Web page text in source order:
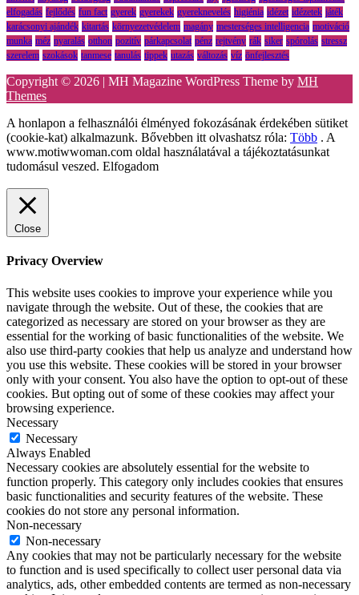
elfogadás fejlődés fun fact gyerek gyerekek gyereknevelés higiénia idézet idézetek játék
karácsonyi ajándék kitartás környezetvédelem magány mesterséges intelligencia motiváció
munka méz nyaralás otthon pozitív párkapcsolat pénz rejtvény rák siker spórolás stressz
szerelem szokások tanmese tanulás tippek utazás változás víz önfejlesztés
Copyright © 2026 | MH Magazine WordPress Theme by MH
Themes
A honlapon a felhasználói élményed fokozásának érdekében sütiket
(cookie-kat) alkalmazunk. Bővebben itt olvashatsz róla: Több . A
www.motiwwoman.com oldal használatával a tájékoztatásunkat
tudomásul veszed. Elfogadom
Close
Privacy Overview
This website uses cookies to improve your experience while you
navigate through the website. Out of these, the cookies that are
categorized as necessary are stored on your browser as they are
essential for the working of basic functionalities of the website. We
also use third-party cookies that help us analyze and understand how
you use this website. These cookies will be stored in your browser
only with your consent. You also have the option to opt-out of these
cookies. But opting out of some of these cookies may affect your
browsing experience.
Necessary
Necessary
Always Enabled
Necessary cookies are absolutely essential for the website to
function properly. This category only includes cookies that ensures
basic functionalities and security features of the website. These
cookies do not store any personal information.
Non-necessary
Non-necessary
Any cookies that may not be particularly necessary for the website
to function and is used specifically to collect user personal data via
analytics, ads, other embedded contents are termed as non-necessary